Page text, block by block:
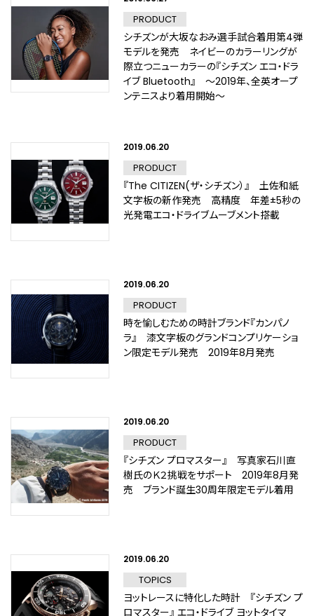
PRODUCT
シチズンが大坂なおみ選手試合着用第4弾
モデルを発売 ネイビーのカラーリングが
際立つニューカラーの『シチズン エコ・ドラ
イブ Bluetooth』 ～2019年、全英オープ
ンテニスより着用開始～
2019.06.20
PRODUCT
『The CITIZEN(ザ・シチズン）』 土佐和紙
文字板の新作発売 高精度 年差±5秒の
光発電エコ・ドライブムーブメント搭載
2019.06.20
PRODUCT
時を愉しむための時計ブランド『カンパノ
ラ』 漆文字板のグランドコンプリケーショ
ン限定モデル発売 2019年8月発売
2019.06.20
PRODUCT
『シチズン プロマスター』 写真家石川直
樹氏のＫ２挑戦をサポート 2019年8月発
売 ブランド誕生30周年限定モデル着用
2019.06.20
TOPICS
ヨットレースに特化した時計 『シチズン プ
ロマスター』 エコ・ドライブ ヨットタイマ